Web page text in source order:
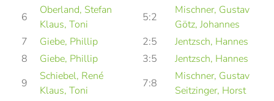
6
Oberland, Stefan
Klaus, Toni
5:2
Mischner, Gustav
Götz, Johannes
7
Giebe, Phillip 2:5
Jentzsch, Hannes
8
Giebe, Phillip 3:5
Jentzsch, Hannes
9
Schiebel, René
Klaus, Toni
7:8
Mischner, Gustav
Seitzinger, Horst